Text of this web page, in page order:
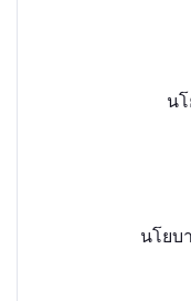
น
นโยบ